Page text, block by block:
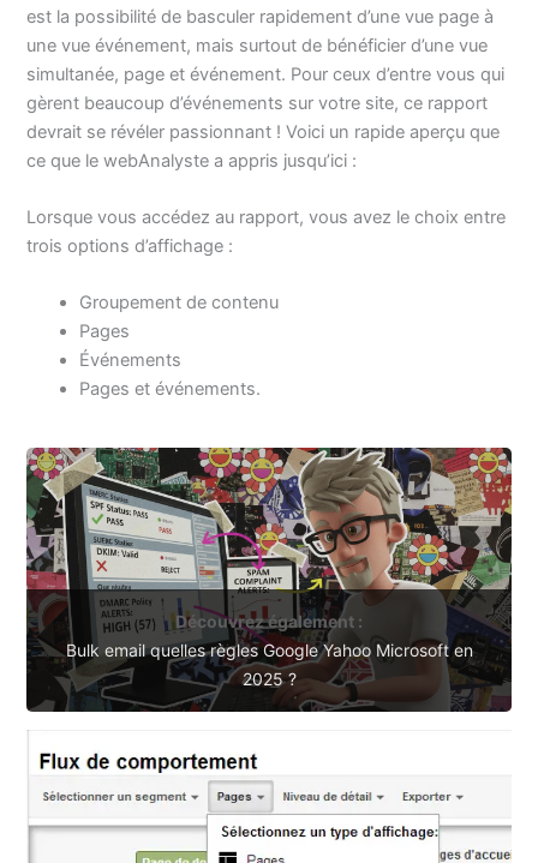
est la possibilité de basculer rapidement d’une vue page à
une vue événement, mais surtout de bénéficier d’une vue
simultanée, page et événement. Pour ceux d’entre vous qui
gèrent beaucoup d’événements sur votre site, ce rapport
devrait se révéler passionnant ! Voici un rapide aperçu que
ce que le webAnalyste a appris jusqu’ici :
Lorsque vous accédez au rapport, vous avez le choix entre
trois options d’affichage :
Groupement de contenu
Pages
Événements
Pages et événements.
Découvrez également :
Bulk email quelles règles Google Yahoo Microsoft en
2025 ?